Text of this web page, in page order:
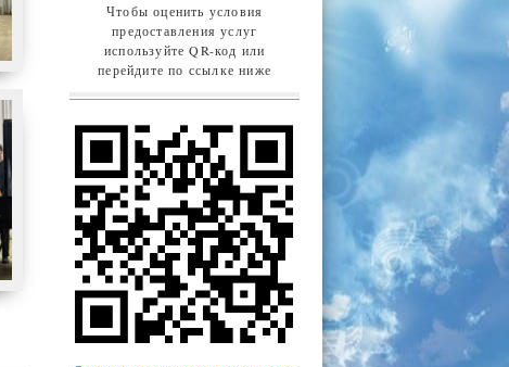
Чтобы оценить условия
предоставления услуг
используйте QR-код или
перейдите по ссылке ниже